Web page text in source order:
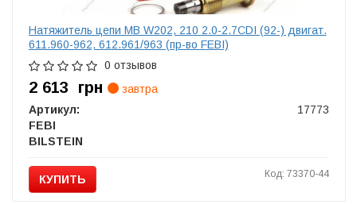
Натяжитель цепи MB W202, 210 2.0-2.7CDI (92-) двигат.
611.960-962, 612.961/963 (пр-во FEBI)
0 отзывов
2 613 грн
завтра
Артикул:
17773
FEBI
BILSTEIN
КУПИТЬ Код: 73370-44